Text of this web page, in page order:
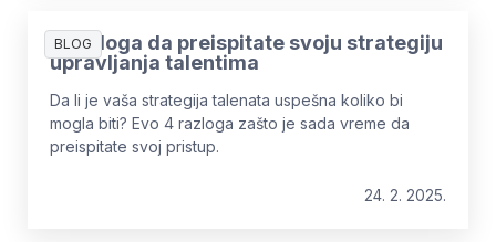
BLOG
4 razloga da preispitate svoju strategiju
upravljanja talentima
Da li je vaša strategija talenata uspešna koliko bi
mogla biti? Evo 4 razloga zašto je sada vreme da
preispitate svoj pristup.
24. 2. 2025.